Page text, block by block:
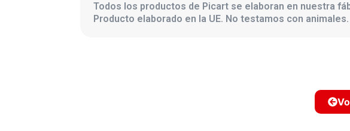
Todos los productos de Picart se elaboran en nuestra
Producto elaborado en la UE. No testamos con animales.